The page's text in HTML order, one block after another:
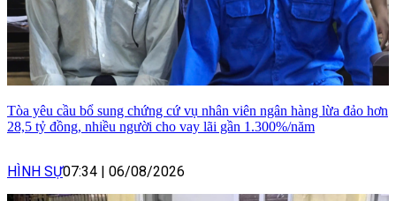
Tòa yêu cầu bổ sung chứng cứ vụ nhân viên ngân hàng lừa đảo hơn
28,5 tỷ đồng, nhiều người cho vay lãi gần 1.300%/năm
HÌNH SỰ07:34 06/08/2026